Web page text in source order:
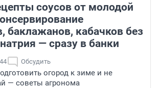
соусов от молодой
баклажанов, кабачков без
— сразу в банки
Обсудить
огород к зиме и не
— советы агронома